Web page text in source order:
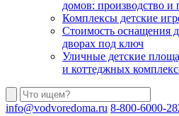
домов: производство и
Комплексы детские
Стоимость оснащения
дворах под ключ
Уличные детские
и коттеджных
info@vodvoredoma.ru 8-800-6000-